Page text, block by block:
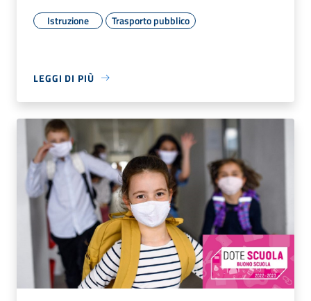
Istruzione Trasporto pubblico
LEGGI DI PIÙ